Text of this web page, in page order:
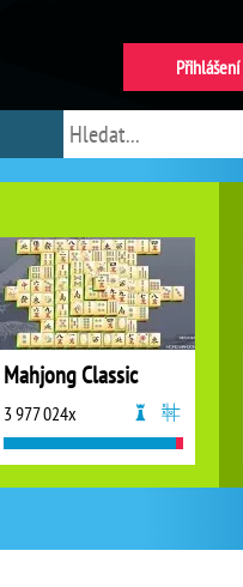
Mahjong Classic
3 977 024x
Přihlášení